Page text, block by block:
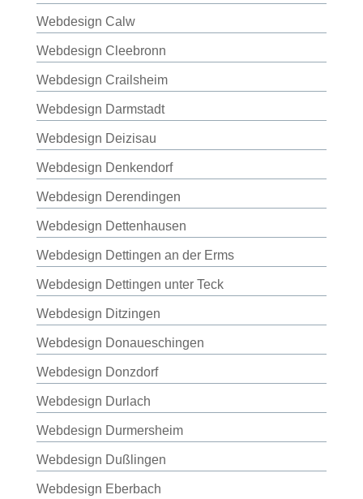
Webdesign Calw
Webdesign Cleebronn
Webdesign Crailsheim
Webdesign Darmstadt
Webdesign Deizisau
Webdesign Denkendorf
Webdesign Derendingen
Webdesign Dettenhausen
Webdesign Dettingen an der Erms
Webdesign Dettingen unter Teck
Webdesign Ditzingen
Webdesign Donaueschingen
Webdesign Donzdorf
Webdesign Durlach
Webdesign Durmersheim
Webdesign Dußlingen
Webdesign Eberbach